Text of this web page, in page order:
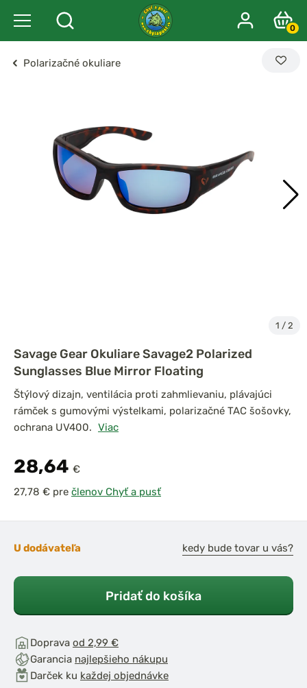
0
Polarizačné okuliare
1 / 2
Savage Gear Okuliare Savage2 Polarized
Sunglasses Blue Mirror Floating
Štýlový dizajn, ventilácia proti zahmlievaniu, plávajúci
rámček s gumovými výstelkami, polarizačné TAC šošovky,
ochrana UV400. Viac
28,64 €
pre členov Chyť a pusť
U dodávateľa kedy bude tovar u vás?
Pridať do košíka
Doprava od 2,99 €
Garancia najlepšieho nákupu
Darček ku každej objednávke